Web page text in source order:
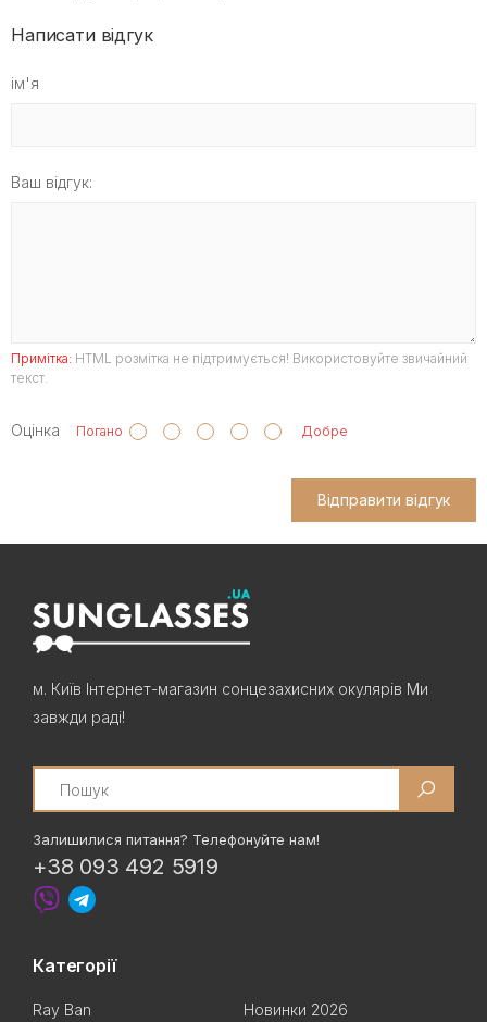
Написати відгук
ім'я
Ваш відгук:
Примітка: HTML розмітка не підтримується! Використовуйте звичайний
текст.
Оцінка Погано Добре
Відправити відгук
м. Київ Інтернет-магазин сонцезахисних окулярів Ми
завжди раді!
Search
Залишилися питання? Телефонуйте нам!
+38 093 492 5919
Категорії
Ray Ban
Новинки 2026